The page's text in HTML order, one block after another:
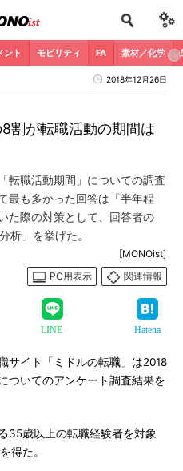
ント モビリティ FA 素材／化学
2018年12月26日
割が転職活動の期間は
転職活動期間」についての調査
最も多かった回答は「半年程
た際の対策として、回答者の
析」を挙げた。
[MONOist]
PC用表示
関連情報
LINE Hatena
サイト「ミドルの転職」は2018
ついてのアンケート調査結果を
35歳以上の転職経験者を対象
得た。